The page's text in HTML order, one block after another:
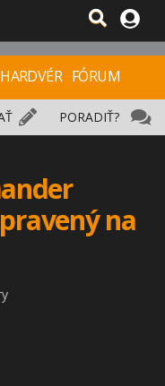
HARDVÉR FÓRUM
PORADIŤ?
na